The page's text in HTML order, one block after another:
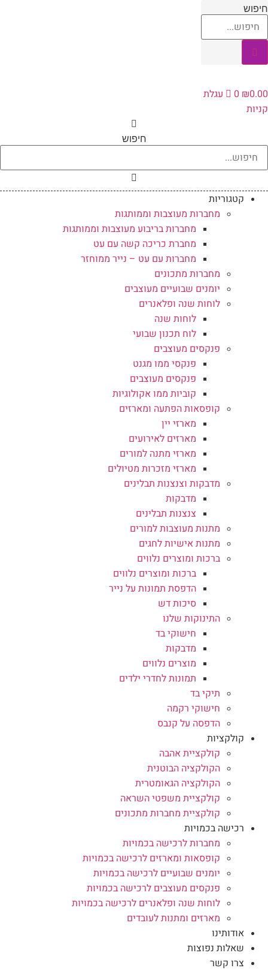
₪
0
עגלת
חיפוש
קטגוריות
מחברות מעוצבות וממותגות
מחברות בריבוע מעוצבות וממותגות
מחברת כריכה קשה עם עט
מחברות עם עט – נייר ממוחזר
מחברות מתכונים
יומנים שבועיים מעוצבים
לוחות שנה ופלאנרים
לוחות שנה
לוח תכנון שבועי
פנקסים מעוצבים
פנקסי ממו מגנט
פנקסים מעוצבים
קוביות ממו אקולוגיות
קופסאות הפתעה ומארזים
מארזי יין
מארזים לאירועים
מארזי מתנה למורים
מארזי מזכרות מטיולים
מדבקות וצנצנות תבלינים
מדבקות
צנצנות תבלינים
מתנות מעוצבות למורים
מתנות אישיות לחגים
ברכות ומוצרים נלווים
ברכות ומוצרים נלווים
הדפסת תמונות על נייר
סיכות דש
התינוקות שלנו
חישוקי בד
מדבקות
מוצרים נלווים
תמונות לחדרי ילדים
תיקי בד
חישוקי רקמה
הדפסה על קנבס
קולקציות
קולקציית אהבה
הקולקציה הבוטנית
הקולקציה הגאומטרית
קולקציית משפטי השראה
קולקציית מחברות מתכונים
רכישה בכמויות
מחברות לרכישה בכמויות
קופסאות ומארזים לרכישה בכמויות
יומנים שבועיים לרכישה בכמויות
פנקסים מעוצבים לרכישה בכמויות
לוחות שנה ופלאנרים לרכישה בכמויות
מארזים ומתנות לעובדים
אודותינו
שאלות נפוצות
צרו קשר